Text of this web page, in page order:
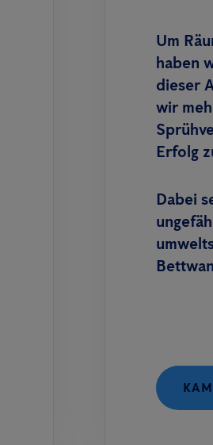
Um
haben
dieser
wir
Erfolg
Dabei